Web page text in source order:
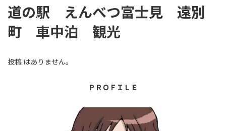
道の駅 えんべつ富士見 遠別
町 車中泊 観光
投稿 はありません。
ＰＲＯＦＩＬＥ